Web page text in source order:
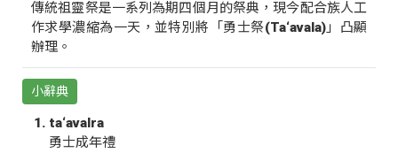
傳統祖靈祭是一系列為期四個月的祭典，現今配合族人工
作求學濃縮為一天，並特別將「勇士祭(Ta‘avala)」凸顯
辦理。
小辭典
ta‘avalra
勇士成年禮